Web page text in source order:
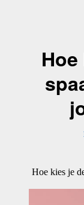
Hoe kies je